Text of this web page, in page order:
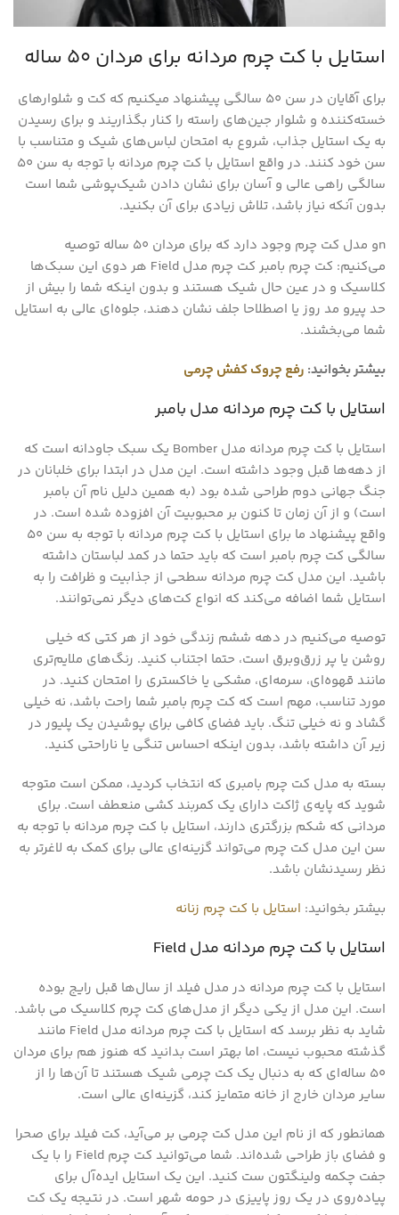
استایل با کت چرم مردانه برای مردان 50 ساله
برای آقایان در سن 50 سالگی پیشنهاد میکنیم که کت و شلوارهای
خسته‌کننده و شلوار جین‌های راسته را کنار بگذاریند و برای رسیدن
به یک استایل جذاب، شروع به امتحان لباس‌های شیک و متناسب با
سن خود کنند. در واقع استایل با کت چرم مردانه با توجه به سن 50
سالگی راهی عالی و آسان برای نشان دادن شیک‌پوشی شما است
بدون آنکه نیاز باشد، تلاش زیادی برای آن بکنید.
nو مدل کت چرم وجود دارد که برای مردان 50 ساله توصیه
می‌کنیم: کت چرم بامبر کت چرم مدل Field هر دوی این سبک‌ها
کلاسیک و در عین حال شیک هستند و بدون اینکه شما را بیش از
حد پیرو مد روز یا اصطلاحا جلف نشان دهند، جلوه‌ای عالی به استایل
شما می‌بخشند.
بیشتر بخوانید: رفع چروک کفش چرمی
استایل با کت چرم مردانه مدل بامبر
استایل با کت چرم مردانه مدل Bomber یک سبک جاودانه است که
از دهه‌ها قبل وجود داشته است. این مدل در ابتدا برای خلبانان در
جنگ جهانی دوم طراحی شده بود (به همین دلیل نام آن بامبر
است) و از آن زمان تا کنون بر محبوبیت آن افزوده شده است. در
واقع پیشنهاد ما برای استایل با کت چرم مردانه با توجه به سن 50
سالگی کت چرم بامبر است که باید حتما در کمد لباستان داشته
باشید. این مدل کت چرم مردانه سطحی از جذابیت و ظرافت را به
استایل شما اضافه می‌کند که انواع کت‌های دیگر نمی‌توانند.
توصیه می‌کنیم در دهه ششم زندگی خود از هر کتی که خیلی
روشن یا پر زرق‌وبرق است، حتما اجتناب کنید. رنگ‌های ملایم‌تری
مانند قهوه‌ای، سرمه‌ای، مشکی یا خاکستری را امتحان کنید. در
مورد تناسب، مهم است که کت چرم بامبر شما راحت باشد، نه خیلی
گشاد و نه خیلی تنگ. باید فضای کافی برای پوشیدن یک پلیور در
زیر آن داشته باشد، بدون اینکه احساس تنگی یا ناراحتی کنید.
بسته به مدل کت چرم بامبری که انتخاب کردید، ممکن است متوجه
شوید که پایه‌ی ژاکت دارای یک کمربند کشی منعطف است. برای
مردانی که شکم بزرگتری دارند، استایل با کت چرم مردانه با توجه به
سن این مدل کت چرم می‌تواند گزینه‌ای عالی برای کمک به لاغرتر به
نظر رسیدنشان باشد.
بیشتر بخوانید: استایل با کت چرم زنانه
استایل با کت چرم مردانه مدل Field
استایل با کت چرم مردانه در مدل فیلد از سال‌ها قبل رایج بوده
است. این مدل از یکی دیگر از مدل‌های کت چرم کلاسیک می باشد.
شاید به نظر برسد که استایل با کت چرم مردانه مدل Field مانند
گذشته محبوب نیست، اما بهتر است بدانید که هنوز هم برای مردان
50 ساله‌ای که به دنبال یک کت چرمی شیک هستند تا آن‌ها را از
سایر مردان خارج از خانه متمایز کند، گزینه‌ای عالی است.
همانطور که از نام این مدل کت چرمی بر می‌آید، کت فیلد برای صحرا
و فضای باز طراحی شده‌اند. شما می‌توانید کت چرم Field را با یک
جفت چکمه‌ ولینگتون ست کنید. این یک استایل ایده‌آل برای
پیاده‌روی در یک روز پاییزی در حومه شهر است. در نتیجه یک کت